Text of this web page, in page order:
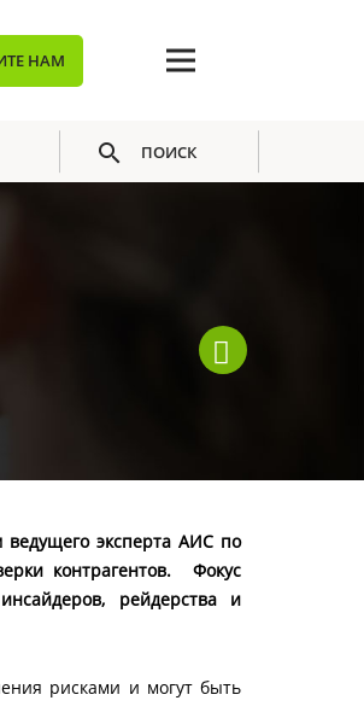
НАМ
ПОИСК
ведущего эксперта АИС по
контрагентов. Фокус
рейдерства и
рисками и могут быть